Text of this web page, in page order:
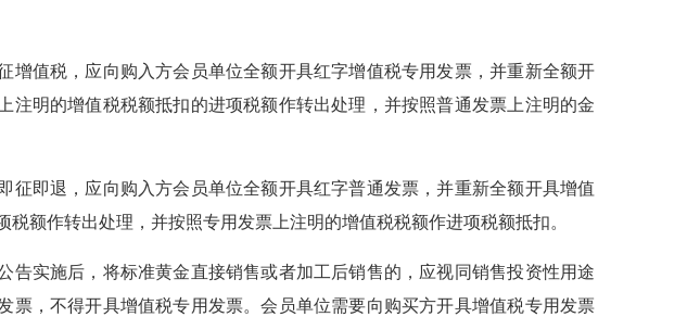
值税，应向购入方会员单位全额开具红字增值税专用发票，并重新全额开
明的增值税税额抵扣的进项税额作转出处理，并按照普通发票上注明的金
即退，应向购入方会员单位全额开具红字普通发票，并重新全额开具增值
额作转出处理，并按照专用发票上注明的增值税税额作进项税额抵扣。
实施后，将标准黄金直接销售或者加工后销售的，应视同销售投资性用途
，不得开具增值税专用发票。会员单位需要向购买方开具增值税专用发票